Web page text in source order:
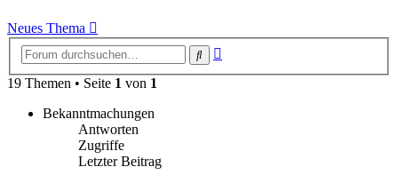
Neues Thema
Suche
19 Themen • Seite 1 von 1
Bekanntmachungen
Antworten
Zugriffe
Letzter Beitrag